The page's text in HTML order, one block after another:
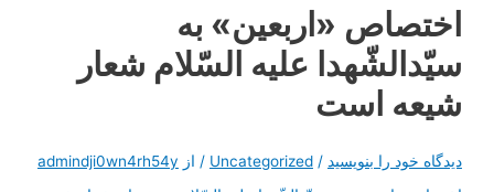
اختصاص «اربعین» به
سیّدالشّهدا علیه السّلام شعار
شیعه است
دیدگاه‌ خود را بنویسید /
Uncategorized / از admindji0wn4rh54y